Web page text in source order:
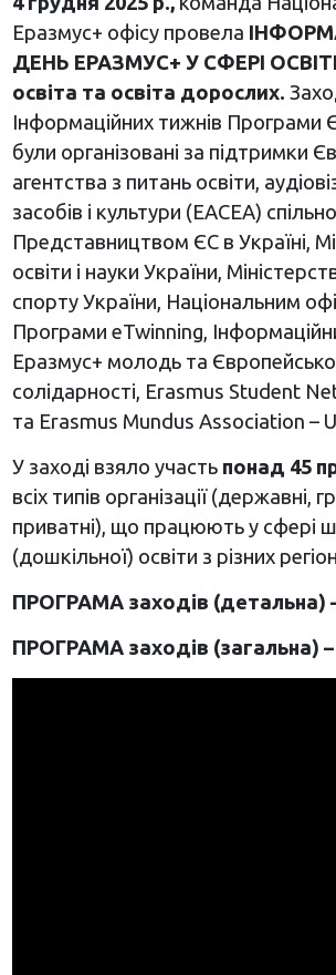
Еразмус+ офісу провела
ДЕНЬ ЕРАЗМУС+ У СФЕРІ
освіта та освіта дорослих.
Інформаційних тижнів Програми
були організовані за підтримки
агентства з питань освіти,
засобів і культури (EACEA)
Представництвом ЄС в Україні,
освіти і науки України,
спорту України, Національним
Програми eTwinning,
Еразмус+ молодь та
солідарності, Erasmus Student
та Erasmus Mundus Association –
У заході взяло участь понад 45
всіх типів організації (державні,
приватні), що працюють у сфері
(дошкільної) освіти з різних
ПРОГРАМА заходів (детальна)
ПРОГРАМА заходів (загальна) –